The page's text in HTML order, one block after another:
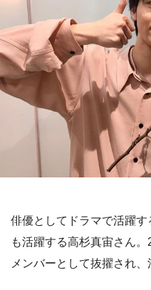
俳優としてドラマで活躍
も活躍する高杉真宙さん
メンバーとして抜擢され、